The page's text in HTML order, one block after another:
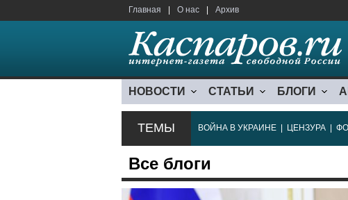
Главная О нас Архив
НОВОСТИ СТАТЬИ БЛОГИ
ТЕМЫ ВОЙНА В УКРАИНЕ ЦЕНЗУРА
Все блоги